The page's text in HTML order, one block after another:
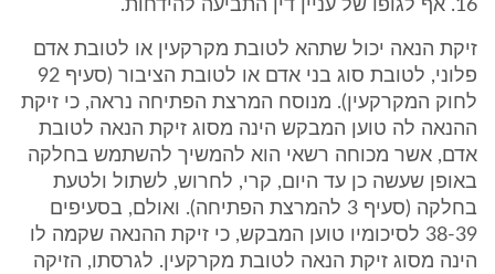
16. אף לגופו של עניין דין התביעה להידחות.
זיקת הנאה יכול שתהא לטובת מקרקעין או לטובת אדם
פלוני, לטובת סוג בני אדם או לטובת הציבור (סעיף 92
לחוק המקרקעין). מנוסח המרצת הפתיחה נראה, כי זיקת
ההנאה לה טוען המבקש הינה מסוג זיקת הנאה לטובת
אדם, אשר מכוחה רשאי הוא להמשיך להשתמש בחלקה
באופן שעשה כן עד היום, קרי, לחרוש, לשתול ולטעת
בחלקה (סעיף 3 להמרצת הפתיחה). ואולם, בסעיפים
38-39 לסיכומיו טוען המבקש, כי זיקת ההנאה שקמה לו
הינה מסוג זיקת הנאה לטובת מקרקעין. לגרסתו, הזיקה